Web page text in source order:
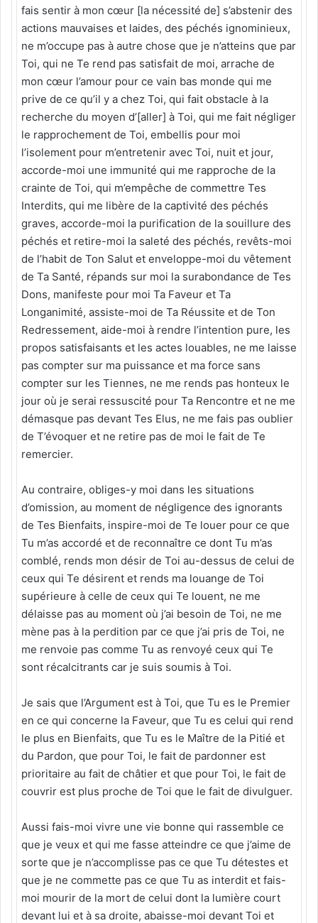
fais sentir à mon cœur [la nécessité de] s’abstenir des
actions mauvaises et laides, des péchés ignominieux,
ne m’occupe pas à autre chose que je n’atteins que par
Toi, qui ne Te rend pas satisfait de moi, arrache de
mon cœur l’amour pour ce vain bas monde qui me
prive de ce qu’il y a chez Toi, qui fait obstacle à la
recherche du moyen d’[aller] à Toi, qui me fait négliger
le rapprochement de Toi, embellis pour moi
l’isolement pour m’entretenir avec Toi, nuit et jour,
accorde-moi une immunité qui me rapproche de la
crainte de Toi, qui m’empêche de commettre Tes
Interdits, qui me libère de la captivité des péchés
graves, accorde-moi la purification de la souillure des
péchés et retire-moi la saleté des péchés, revêts-moi
de l’habit de Ton Salut et enveloppe-moi du vêtement
de Ta Santé, répands sur moi la surabondance de Tes
Dons, manifeste pour moi Ta Faveur et Ta
Longanimité, assiste-moi de Ta Réussite et de Ton
Redressement, aide-moi à rendre l’intention pure, les
propos satisfaisants et les actes louables, ne me laisse
pas compter sur ma puissance et ma force sans
compter sur les Tiennes, ne me rends pas honteux le
jour où je serai ressuscité pour Ta Rencontre et ne me
démasque pas devant Tes Elus, ne me fais pas oublier
de T’évoquer et ne retire pas de moi le fait de Te
remercier.
Au contraire, obliges-y moi dans les situations
d’omission, au moment de négligence des ignorants
de Tes Bienfaits, inspire-moi de Te louer pour ce que
Tu m’as accordé et de reconnaître ce dont Tu m’as
comblé, rends mon désir de Toi au-dessus de celui de
ceux qui Te désirent et rends ma louange de Toi
supérieure à celle de ceux qui Te louent, ne me
délaisse pas au moment où j’ai besoin de Toi, ne me
mène pas à la perdition par ce que j’ai pris de Toi, ne
me renvoie pas comme Tu as renvoyé ceux qui Te
sont récalcitrants car je suis soumis à Toi.
Je sais que l’Argument est à Toi, que Tu es le Premier
en ce qui concerne la Faveur, que Tu es celui qui rend
le plus en Bienfaits, que Tu es le Maître de la Pitié et
du Pardon, que pour Toi, le fait de pardonner est
prioritaire au fait de châtier et que pour Toi, le fait de
couvrir est plus proche de Toi que le fait de divulguer.
Aussi fais-moi vivre une vie bonne qui rassemble ce
que je veux et qui me fasse atteindre ce que j’aime de
sorte que je n’accomplisse pas ce que Tu détestes et
que je ne commette pas ce que Tu as interdit et fais-
moi mourir de la mort de celui dont la lumière court
devant lui et à sa droite, abaisse-moi devant Toi et